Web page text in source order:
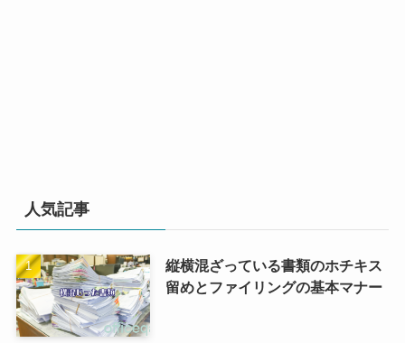
人気記事
縦横混ざっている書類のホチキス
留めとファイリングの基本マナー